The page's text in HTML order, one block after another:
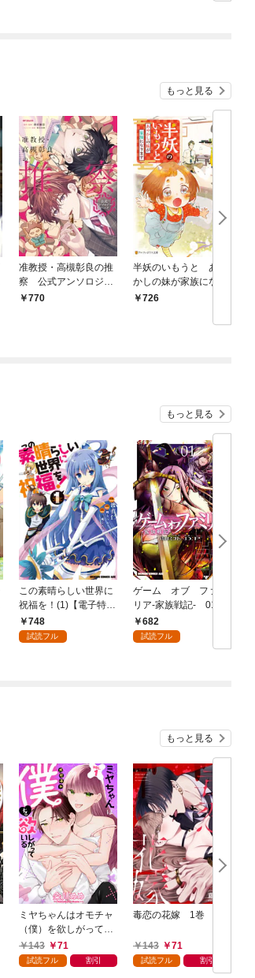
もっと見る
准教授・高槻彰良の推
察 公式アンソロジー
コミック
770
半妖のいもうと あや
かしの妹が家族になり
ます726
もっと見る
この素晴らしい世界に
祝福を！(1)【電子特別
版】748
試読フル
ゲーム オブ ファミ
リア-家族戦記- 01
682
試読フル
もっと見る
ミヤちゃんはオモチャ
（僕）を欲しがってい
る 1巻
143 71
試読フル 割引
毒恋の花嫁 1巻
143 71
試読フル 割引